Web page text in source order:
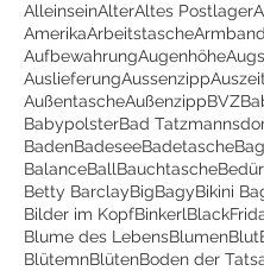
AlleinseinAlterAltes Postlager
AmerikaArbeitstascheArmband
AufbewahrungAugenhöhe
AuslieferungAussenzipp
AußentascheAußenzippBVZ
BabypolsterBad
BadenBadeseeBadetasche
BalanceBallBauchtasche
Betty BarclayBigBagyBikini
Bilder im KopfBinkerl
Blume des LebensBlumenBlut
BlütemnBlütenBoden der